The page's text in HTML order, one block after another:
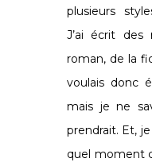
plusieurs
J’ai écrit des
roman, de la
voulais donc
mais je ne
prendrait. Et,
quel moment